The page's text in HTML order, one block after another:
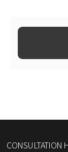
CONSULTATION